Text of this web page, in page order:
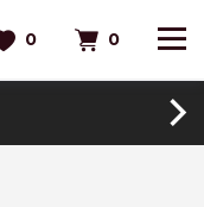
0 0